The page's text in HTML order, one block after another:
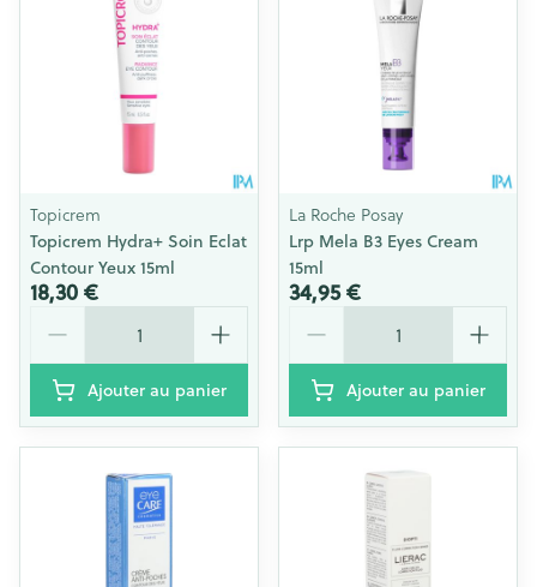
Topicrem
Topicrem Hydra+ Soin Eclat
Contour Yeux 15ml
18,30 €
Ajouter au panier
La Roche Posay
Lrp Mela B3 Eyes Cream
15ml
34,95 €
Ajouter au panier